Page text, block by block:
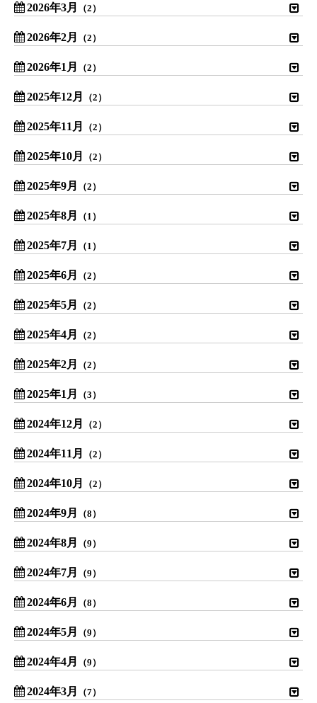
2026年3月 （2）
2026年2月 （2）
2026年1月 （2）
2025年12月 （2）
2025年11月 （2）
2025年10月 （2）
2025年9月 （2）
2025年8月 （1）
2025年7月 （1）
2025年6月 （2）
2025年5月 （2）
2025年4月 （2）
2025年2月 （2）
2025年1月 （3）
2024年12月 （2）
2024年11月 （2）
2024年10月 （2）
2024年9月 （8）
2024年8月 （9）
2024年7月 （9）
2024年6月 （8）
2024年5月 （9）
2024年4月 （9）
2024年3月 （7）